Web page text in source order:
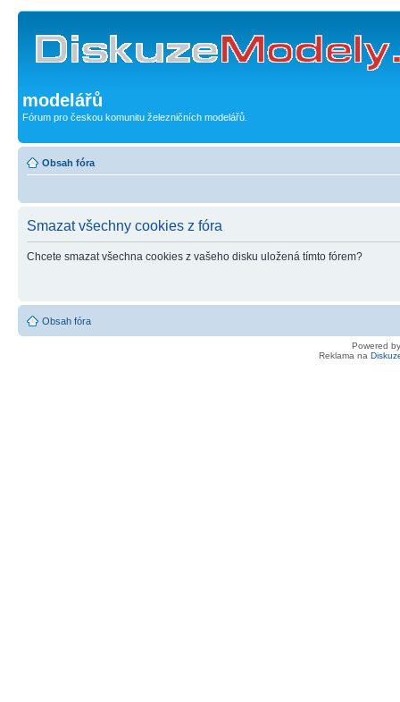
modelářů
Fórum pro českou komunitu železničních modelářů.
Obsah fóra
Smazat všechny cookies z fóra
Chcete smazat všechna cookies z vašeho disku uložená tímto fórem?
Obsah fóra
Powered
Reklama na